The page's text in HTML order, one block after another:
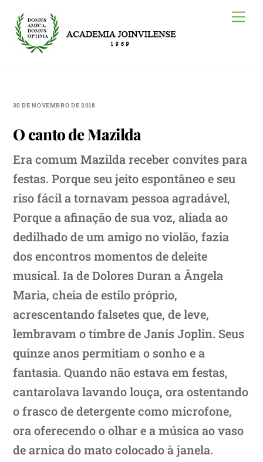
content
30 DE NOVEMBRO DE 2018
O canto de Mazilda
Era comum Mazilda receber convites para
festas. Porque seu jeito espontâneo e seu
riso fácil a tornavam pessoa agradável,
Porque a afinação de sua voz, aliada ao
dedilhado de um amigo no violão, fazia
dos encontros momentos de deleite
musical. Ia de Dolores Duran a Ângela
Maria, cheia de estilo próprio,
acrescentando falsetes que, de leve,
lembravam o timbre de Janis Joplin. Seus
quinze anos permitiam o sonho e a
fantasia. Quando não estava em festas,
cantarolava lavando louça, ora ostentando
o frasco de detergente como microfone,
ora oferecendo o olhar e a música ao vaso
de arnica do mato colocado à janela.